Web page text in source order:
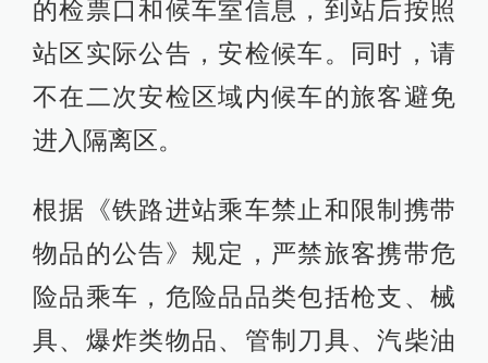
的检票口和候车室信息，到站后按照
站区实际公告，安检候车。同时，请
不在二次安检区域内候车的旅客避免
进入隔离区。
根据《铁路进站乘车禁止和限制携带
物品的公告》规定，严禁旅客携带危
险品乘车，危险品品类包括枪支、械
具、爆炸类物品、管制刀具、汽柴油